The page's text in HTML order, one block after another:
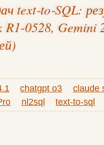
text‑to‑SQL:
R1-0528, Gemini
chatgpt o3
claude
nl2sql text-to-sql